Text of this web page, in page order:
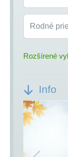
Rodné
Rozšírené
Info